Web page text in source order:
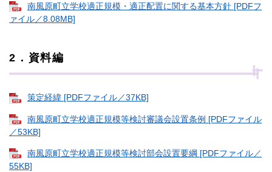
南風原町立学校適正規模・適正配置に関する基本方針 [PDFフ
ァイル／8.08MB]
2．資料編
策定経緯 [PDFファイル／37KB]
南風原町立学校適正規模等検討審議会設置条例 [PDFファイル
／53KB]
南風原町立学校適正規模等検討部会設置要綱 [PDFファイル／
55KB]